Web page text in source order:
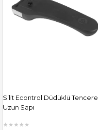
Silit Econtrol Düdüklü Tencere
Uzun Sapı
★ ★ ★ ★ ★